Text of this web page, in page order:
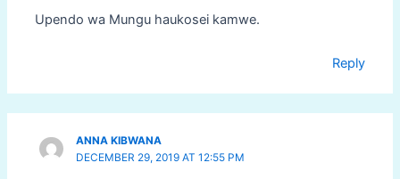
Upendo wa Mungu haukosei kamwe.
Reply
ANNA KIBWANA
DECEMBER 29, 2019 AT 12:55 PM